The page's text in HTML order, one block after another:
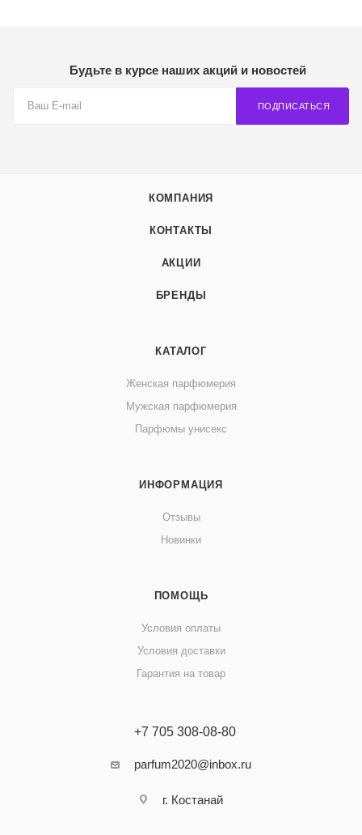
Будьте в курсе наших акций и новостей
ПОДПИСАТЬСЯ
КОМПАНИЯ
КОНТАКТЫ
АКЦИИ
БРЕНДЫ
КАТАЛОГ
Женская парфюмерия
Мужская парфюмерия
Парфюмы унисекс
ИНФОРМАЦИЯ
Отзывы
Новинки
ПОМОЩЬ
Условия оплаты
Условия доставки
Гарантия на товар
+7 705 308-08-80
parfum2020@inbox.ru
г. Костанай